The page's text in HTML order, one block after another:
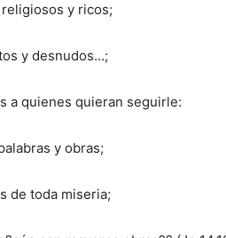
y ricos;
y desnudos…;
a quienes quieran seguirle:
y obras;
de toda miseria;